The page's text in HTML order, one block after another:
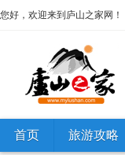
您好，欢迎来到庐山之家网！
首页 旅游攻略